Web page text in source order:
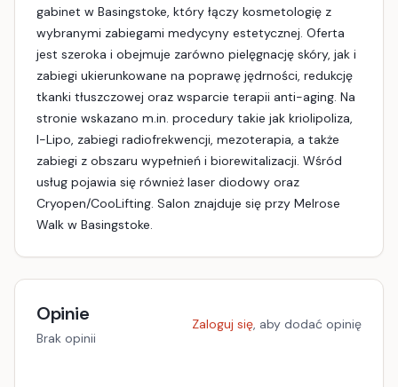
gabinet w Basingstoke, który łączy kosmetologię z
wybranymi zabiegami medycyny estetycznej. Oferta
jest szeroka i obejmuje zarówno pielęgnację skóry, jak i
zabiegi ukierunkowane na poprawę jędrności, redukcję
tkanki tłuszczowej oraz wsparcie terapii anti-aging. Na
stronie wskazano m.in. procedury takie jak kriolipoliza,
I-Lipo, zabiegi radiofrekwencji, mezoterapia, a także
zabiegi z obszaru wypełnień i biorewitalizacji. Wśród
usług pojawia się również laser diodowy oraz
Cryopen/CooLifting. Salon znajduje się przy Melrose
Walk w Basingstoke.
Opinie
Brak opinii
Zaloguj się, aby dodać opinię